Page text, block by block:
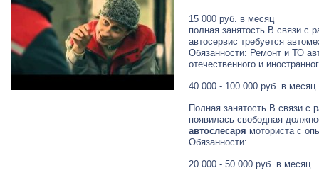
15 000 руб. в месяц
полная занятость В связи с
автосервис требуется
Обязанности: Ремонт и ТО
отечественного и
40 000 - 100 000 руб. в месяц
Полная занятость В связи с
появилась свободная
автослесаря моториста с
Обязанности:.
20 000 - 50 000 руб. в месяц